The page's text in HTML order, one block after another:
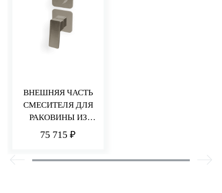
ВНЕШНЯЯ ЧАСТЬ
СМЕСИТЕЛЯ ДЛЯ
РАКОВИНЫ ИЗ
СТЕНЫ 110 ММ
75 715 ₽